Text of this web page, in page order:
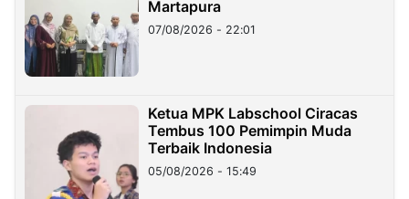
Martapura
07/08/2026 - 22:01
Ketua MPK Labschool Ciracas
Tembus 100 Pemimpin Muda
Terbaik Indonesia
05/08/2026 - 15:49